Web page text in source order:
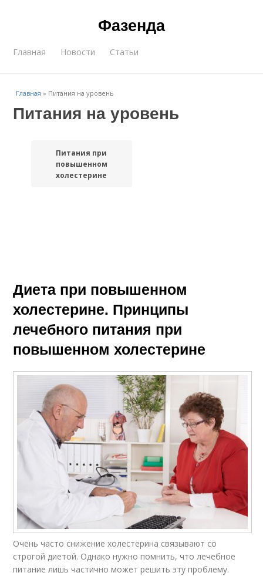
Фазенда
Главная Новости Статьи
Главная » Питания на уровень
Питания на уровень
Питания при
повышенном
холестерине
Диета при повышенном
холестерине. Принципы
лечебного питания при
повышенном холестерине
Очень часто снижение холестерина связывают со
строгой диетой. Однако нужно помнить, что лечебное
питание лишь частично может решить эту проблему.